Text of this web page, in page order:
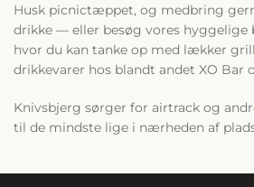
Husk picnictæppet, og medbring
drikke — eller besøg vores hyggelige
hvor du kan tanke op med lækker
drikkevarer hos blandt andet XO Bar
Knivsbjerg sørger for airtrack og
til de mindste lige i nærheden af